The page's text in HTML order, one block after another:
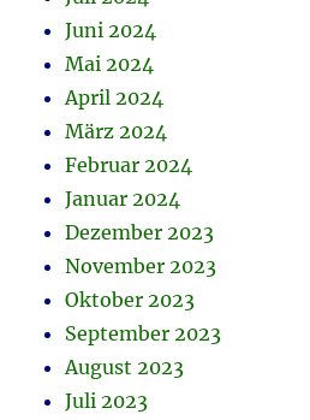
Juni 2024
Mai 2024
April 2024
März 2024
Februar 2024
Januar 2024
Dezember 2023
November 2023
Oktober 2023
September 2023
August 2023
Juli 2023